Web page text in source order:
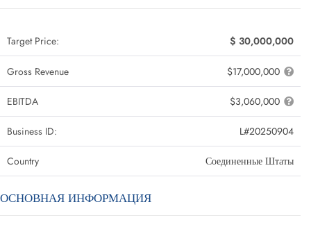
Target Price: $ 30,000,000
Gross Revenue $17,000,000
EBITDA $3,060,000
Business ID: L#20250904
Country Соединенные Штаты
ОСНОВНАЯ ИНФОРМАЦИЯ